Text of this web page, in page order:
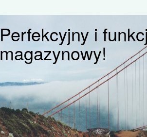
Perfekcyjny i
magazynowy!